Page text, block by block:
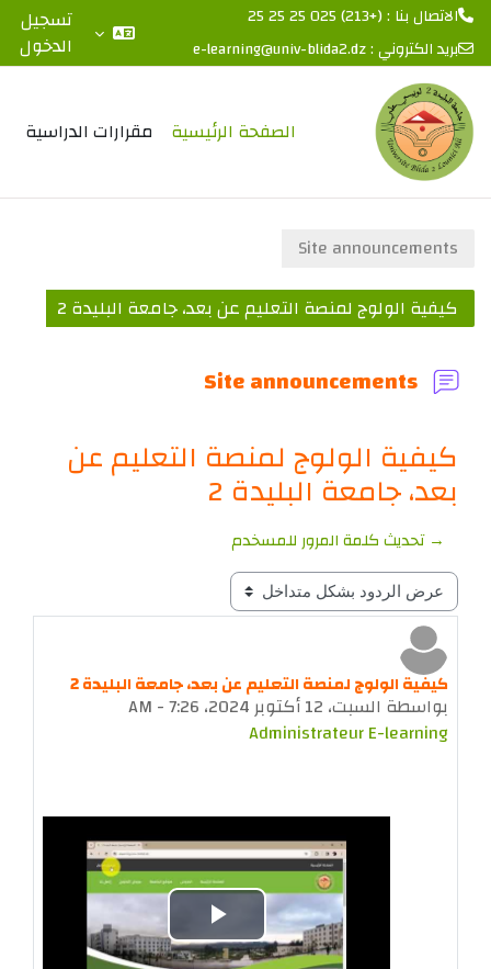
تخطى إلى المحتوى الرئيسي
الاتصال بنا : (+213) 025 25 25 25
بريد الكتروني :e-learning@univ-blida2.dz
تسجيل
الدخول
الصفحة الرئيسية مقرارات الدراسية
Site announcements
كيفية الولوج لمنصة التعليم عن بعد، جامعة البليدة 2
Site announcements
كيفية الولوج لمنصة التعليم عن
بعد، جامعة البليدة 2
→ تحديث كلمة المرور للمسخدم
نمط العرض
كيفية الولوج لمنصة التعليم عن بعد، جامعة البليدة 2
بواسطة السبت، 12 أكتوبر 2024، 7:26 AM
-
Administrateur E-learning
عدد الردود: 0
تشغيل